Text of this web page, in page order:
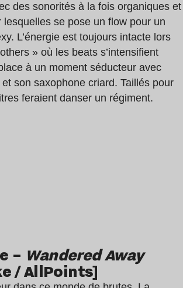
des sonorités à la fois organiques et
lesquelles se pose un flow pour un
L’énergie est toujours intacte lors
» où les beats s’intensifient
à un moment séducteur avec
son saxophone criard. Taillés pour
feraient danser un régiment.
– Wandered Away
/ AllPoints]